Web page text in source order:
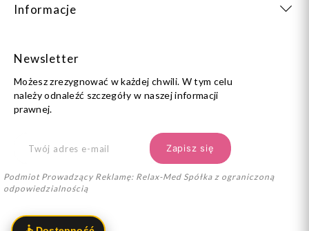
Informacje
Newsletter
Możesz zrezygnować w każdej chwili. W tym celu
należy odnaleźć szczegóły w naszej informacji
prawnej.
Podmiot Prowadzący Reklamę: Relax-Med Spółka z ograniczoną
odpowiedzialnością